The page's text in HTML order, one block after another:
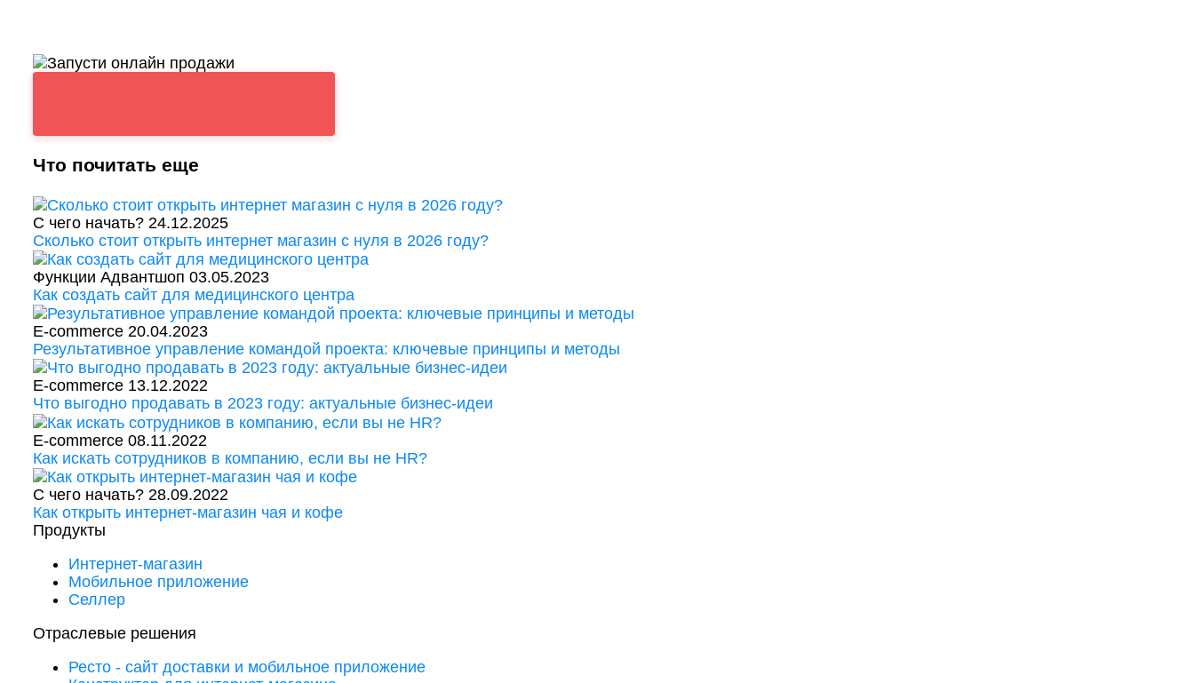
Что почитать еще
С чего начать? 24.12.2025
Сколько стоит открыть интернет магазин с нуля в 2026 году?
Функции Адвантшоп 03.05.2023
Как создать сайт для медицинского центра
E-commerce 20.04.2023
Результативное управление командой проекта: ключевые принципы и методы
E-commerce 13.12.2022
Что выгодно продавать в 2023 году: актуальные бизнес-идеи
E-commerce 08.11.2022
Как искать сотрудников в компанию, если вы не HR?
С чего начать? 28.09.2022
Как открыть интернет-магазин чая и кофе
Продукты
Интернет-магазин
Мобильное приложение
Селлер
Отраслевые решения
Ресто - сайт доставки и мобильное приложение